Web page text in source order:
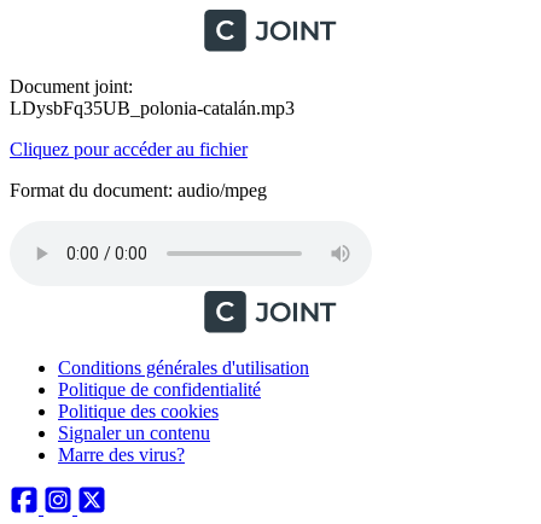
Document joint:
LDysbFq35UB_polonia-catalán.mp3
Cliquez pour accéder au fichier
Format du document: audio/mpeg
Conditions générales d'utilisation
Politique de confidentialité
Politique des cookies
Signaler un contenu
Marre des virus?